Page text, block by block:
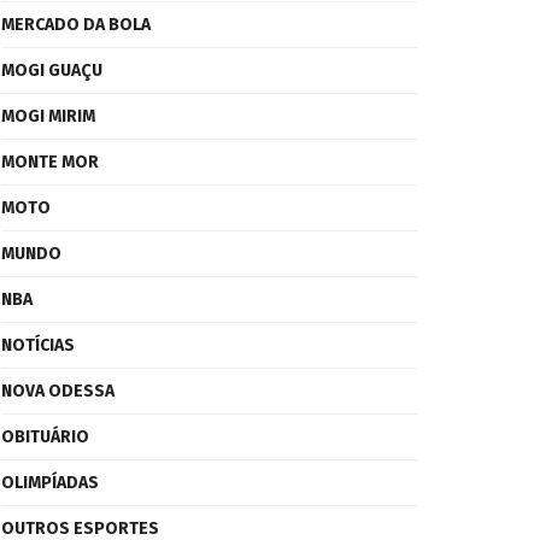
MERCADO DA BOLA
MOGI GUAÇU
MOGI MIRIM
MONTE MOR
MOTO
MUNDO
NBA
NOTÍCIAS
NOVA ODESSA
OBITUÁRIO
OLIMPÍADAS
OUTROS ESPORTES